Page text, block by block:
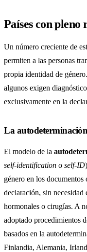
Países con
Un número creciente de
permiten a las personas
propia identidad de
algunos exigen
exclusivamente en la
La
El modelo de la
self-identification o self-ID
género en los
declaración, sin necesidad
hormonales o cirugías. A
adoptado procedimientos
basados en la
Finlandia, Alemania,